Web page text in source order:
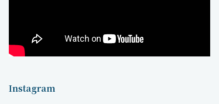
Instagram